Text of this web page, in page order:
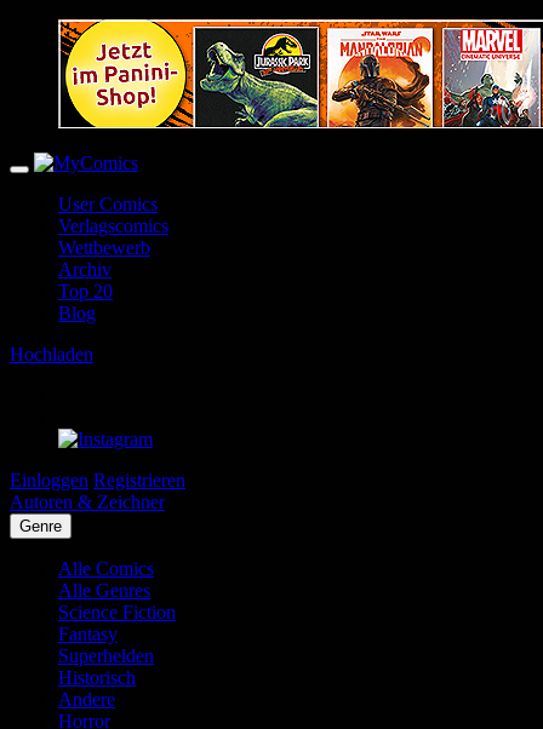
User Comics
Verlagscomics
Wettbewerb
Archiv
Top 20
Blog
Hochladen
Einloggen Registrieren
Autoren & Zeichner
Genre
Alle Comics
Alle Genres
Science Fiction
Fantasy
Superhelden
Historisch
Andere
Horror